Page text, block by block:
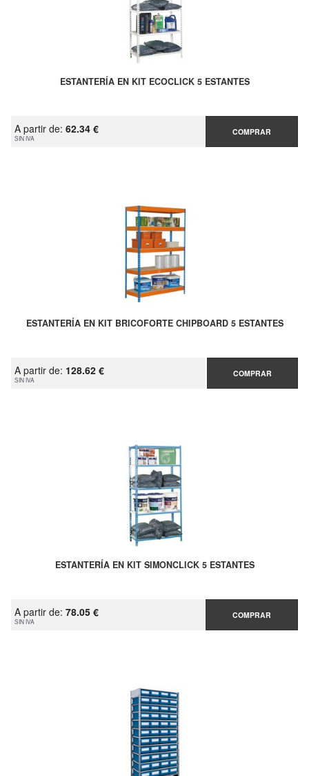
ESTANTERÍA EN KIT ECOCLICK 5 ESTANTES
A partir de: 62.34 €
SIN IVA
COMPRAR
ESTANTERÍA EN KIT BRICOFORTE CHIPBOARD 5 ESTANTES
A partir de: 128.62 €
SIN IVA
COMPRAR
ESTANTERÍA EN KIT SIMONCLICK 5 ESTANTES
A partir de: 78.05 €
SIN IVA
COMPRAR